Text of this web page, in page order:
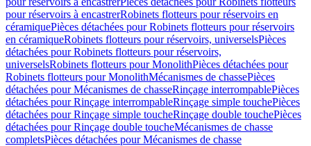
pour réservoirs à encastrerRobinets flotteurs pour réservoirs en
céramiquePièces détachées pour Robinets flotteurs pour réservoirs
en céramiqueRobinets flotteurs pour réservoirs, universelsPièces
détachées pour Robinets flotteurs pour réservoirs,
universelsRobinets flotteurs pour MonolithPièces détachées pour
Robinets flotteurs pour MonolithMécanismes de chassePièces
détachées pour Mécanismes de chasseRinçage interrompablePièces
détachées pour Rinçage interrompableRinçage simple touchePièces
détachées pour Rinçage simple toucheRinçage double touchePièces
détachées pour Rinçage double toucheMécanismes de chasse
completsPièces détachées pour Mécanismes de chasse